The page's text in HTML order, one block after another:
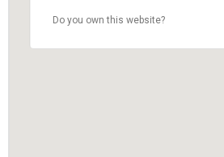
Do you own this website?